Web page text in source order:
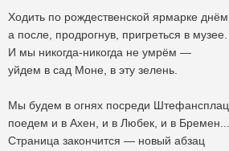
Ходить по рождественской ярмарке днëм,
а после, продрогнув, пригреться в музее.
И мы никогда-никогда не умрëм —
уйдем в сад Моне, в эту зелень.
Мы будем в огнях посреди Штефансплац,
поедем и в Ахен, и в Любек, и в Бремен...
Страница закончится — новый абзац